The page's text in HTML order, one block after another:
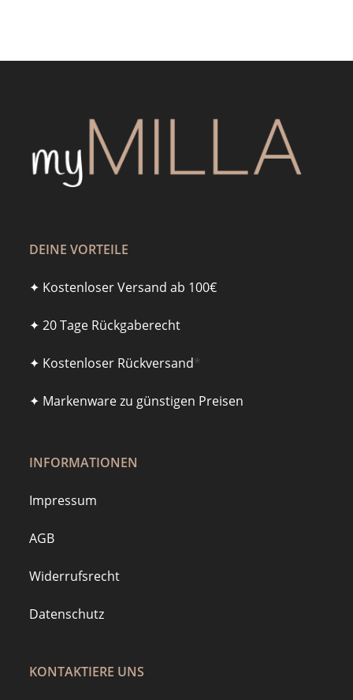
DEINE VORTEILE
✦ Kostenloser Versand ab 100€
✦ 20 Tage Rückgaberecht
✦ Kostenloser Rückversand*
✦ Markenware zu günstigen Preisen
INFORMATIONEN
Impressum
AGB
Widerrufsrecht
Datenschutz
KONTAKTIERE UNS